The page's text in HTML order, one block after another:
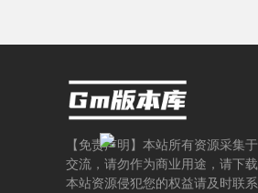
【免责声明】本站所有资源采集
交流，请勿作为商业用途，请下
本站资源侵犯您的权益请及时联